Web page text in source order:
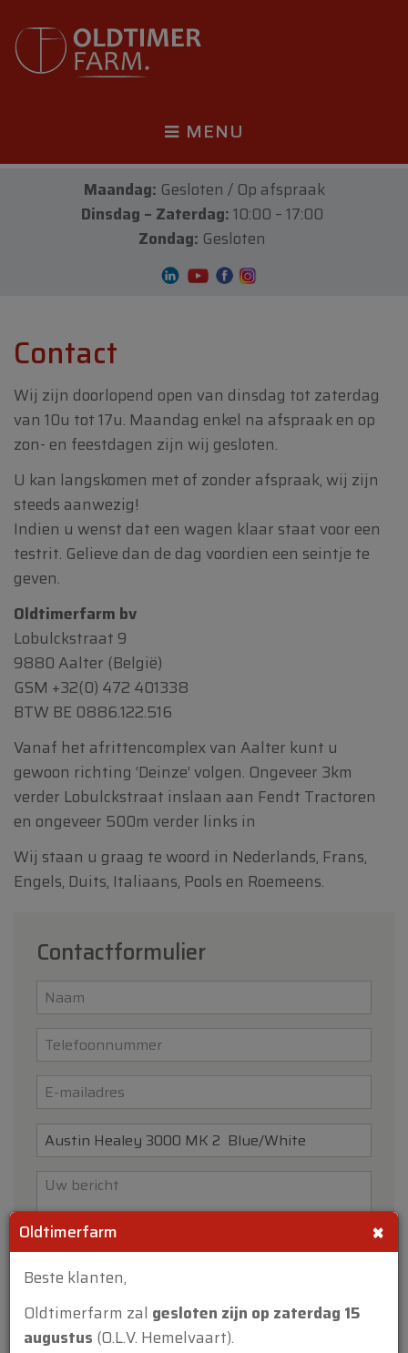
MENU
Maandag: Gesloten / Op afspraak
Dinsdag – Zaterdag:10:00 – 17:00
Zondag: Gesloten
Contact
Wij zijn doorlopend open van dinsdag tot zaterdag
van 10u tot 17u. Maandag enkel na afspraak en op
zon- en feestdagen zijn wij gesloten.
U kan langskomen met of zonder afspraak, wij zijn
steeds aanwezig!
Indien u wenst dat een wagen klaar staat voor een
testrit. Gelieve dan de dag voordien een seintje te
geven.
Oldtimerfarm bv
Lobulckstraat 9
9880 Aalter (België)
GSM +32(0) 472 401338
BTW BE 0886.122.516
Vanaf het afrittencomplex van Aalter kunt u
gewoon richting ‘Deinze’ volgen. Ongeveer 3km
verder Lobulckstraat inslaan aan Fendt Tractoren
en ongeveer 500m verder links in
Wij staan u graag te woord in Nederlands, Frans,
Engels, Duits, Italiaans, Pools en Roemeens.
Contactformulier
×
Oldtimerfarm
Beste klanten,
Oldtimerfarm zal gesloten zijn op zaterdag 15
augustus (O.L.V. Hemelvaart).